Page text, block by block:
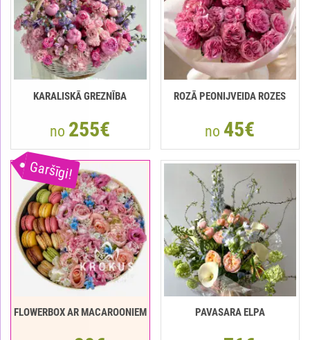
KARALISKĀ GREZNĪBA
no 255€
ROZĀ PEONIJVEIDA ROZES
no 45€
Garšīgi!
FLOWERBOX AR MACAROONIEM PAVASARA ELPA